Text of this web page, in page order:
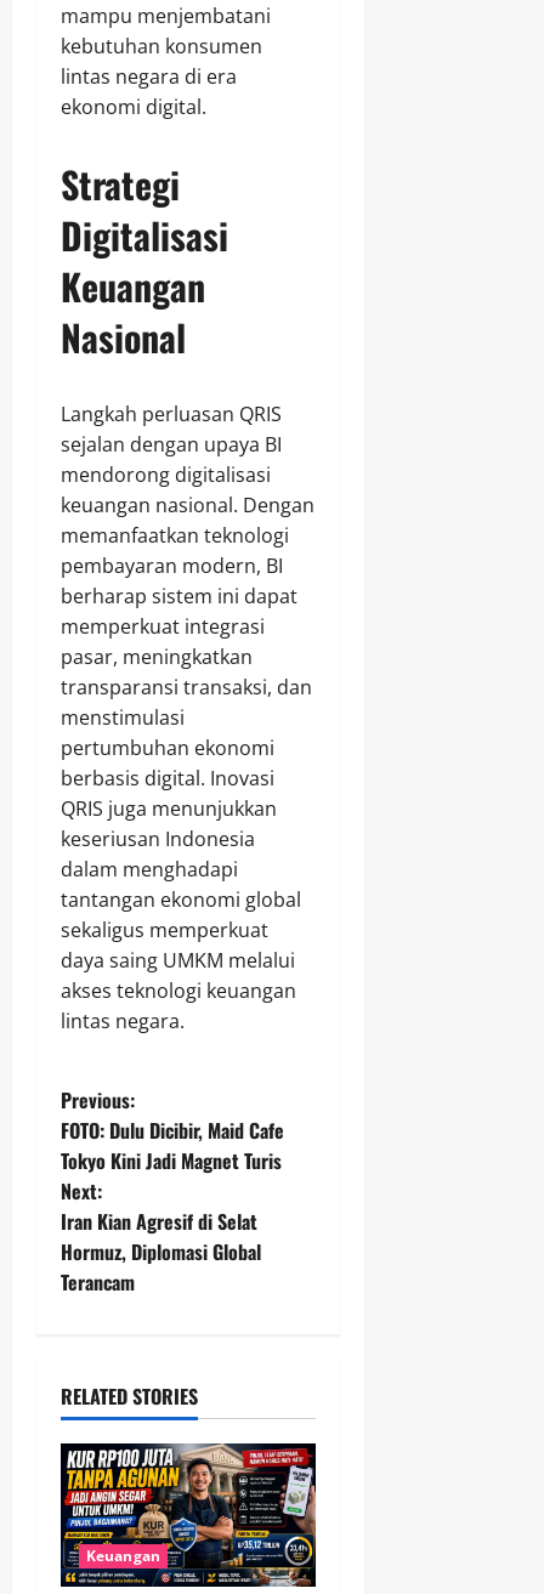
mampu menjembatani
kebutuhan konsumen
lintas negara di era
ekonomi digital.
Strategi
Digitalisasi
Keuangan
Nasional
Langkah perluasan QRIS
sejalan dengan upaya BI
mendorong digitalisasi
keuangan nasional. Dengan
memanfaatkan teknologi
pembayaran modern, BI
berharap sistem ini dapat
memperkuat integrasi
pasar, meningkatkan
transparansi transaksi, dan
menstimulasi
pertumbuhan ekonomi
berbasis digital. Inovasi
QRIS juga menunjukkan
keseriusan Indonesia
dalam menghadapi
tantangan ekonomi global
sekaligus memperkuat
daya saing UMKM melalui
akses teknologi keuangan
lintas negara.
P
o
s
t
v
i
g
a
Previous:
FOTO: Dulu Dicibir, Maid Cafe
Tokyo Kini Jadi Magnet Turis
Next:
Iran Kian Agresif di Selat
Hormuz, Diplomasi Global
Terancam
RELATED STORIES
Keuangan